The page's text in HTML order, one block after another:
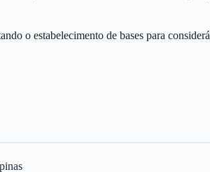
o estabelecimento de bases para